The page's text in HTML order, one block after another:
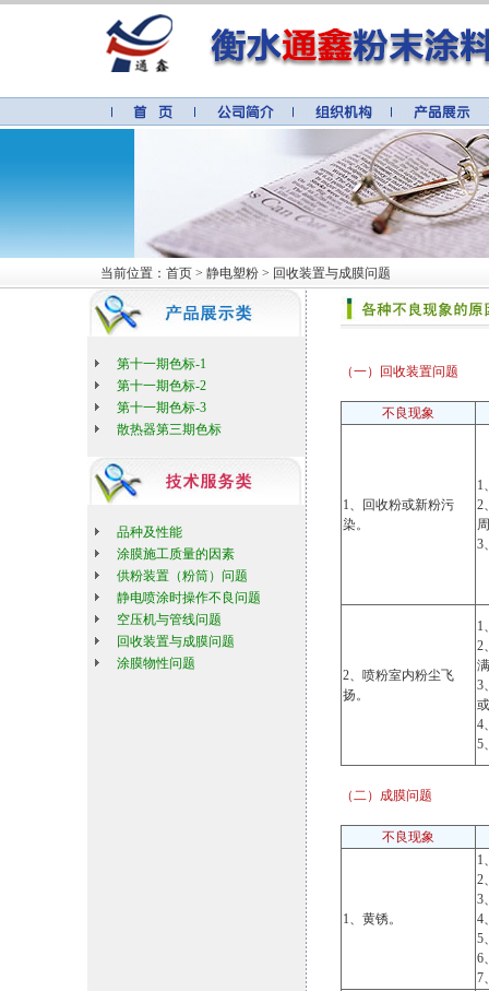
当前位置：首页 > 静电塑粉 > 回收装置与成膜问题
第十一期色标-1
第十一期色标-2
第十一期色标-3
散热器第三期色标
品种及性能
涂膜施工质量的因素
供粉装置（粉筒）问题
静电喷涂时操作不良问题
空压机与管线问题
回收装置与成膜问题
涂膜物性问题
（一）回收装置问题
不良现象
1、回收粉或新粉污
染。
1
2
3
2、喷粉室内粉尘飞
扬。
1
2
3
4
5
（二）成膜问题
不良现象
1、黄锈。
1
2
3
4
5
6
7